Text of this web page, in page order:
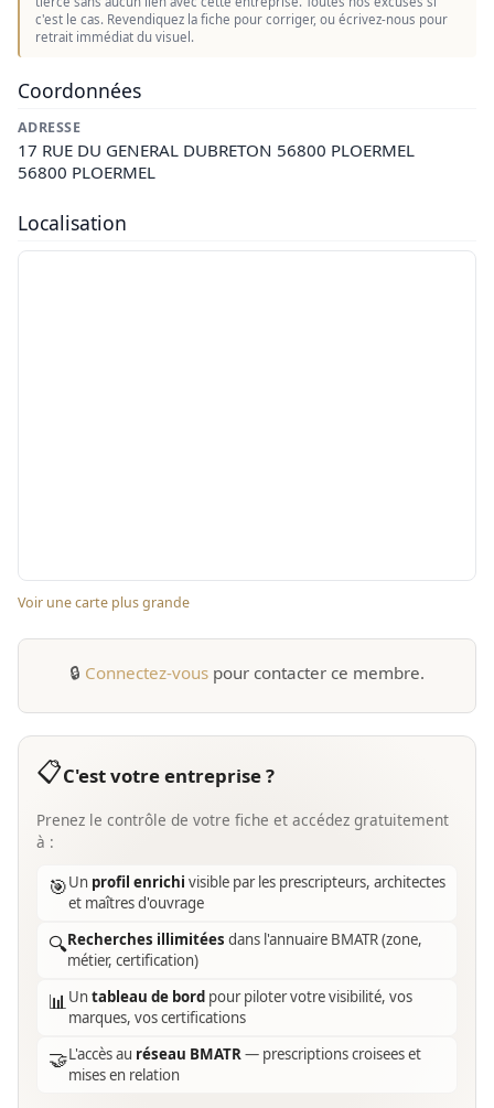
c'est le cas. Revendiquez la fiche pour corriger, ou écrivez-nous pour
retrait immédiat du visuel.
Coordonnées
ADRESSE
17 RUE DU GENERAL DUBRETON 56800 PLOERMEL
56800 PLOERMEL
Localisation
Voir une carte plus grande
🔒 Connectez-vous pour contacter ce membre.
📋C'est votre entreprise ?
Prenez le contrôle de votre fiche et accédez gratuitement
à :
🎯Un profil enrichi visible par les prescripteurs, architectes
et maîtres d'ouvrage
🔍Recherches illimitées dans l'annuaire BMATR (zone,
métier, certification)
📊Untableau de bord pour piloter votre visibilité, vos
marques, vos certifications
🤝L'accès au réseau BMATR— prescriptions croisees et
mises en relation